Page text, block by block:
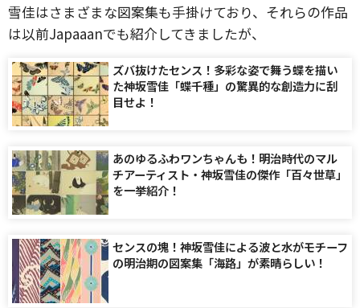
雪佳はさまざまな図案集も手掛けており、それらの作品
は以前Japaaanでも紹介してきましたが、
ズバ抜けたセンス！多彩な姿で舞う蝶を描い
た神坂雪佳「蝶千種」の驚異的な創造力に刮
目せよ！
あのゆるふわワンちゃんも！明治時代のマル
チアーティスト・神坂雪佳の傑作「百々世草」
を一挙紹介！
センスの塊！神坂雪佳による波と水がモチーフ
の明治期の図案集「海路」が素晴らしい！